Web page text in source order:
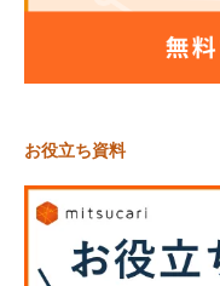
お役立ち資料